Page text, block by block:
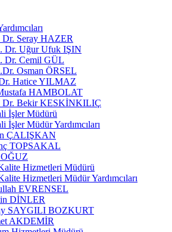
Dr. Seray HAZER
Dr. Uğur Ufuk IŞIN
Dr. Cemil GÜL
Osman ÖRSEL
Hatice YILMAZ
HAMBOLAT
Dr. Bekir KESKİNKILIÇ
İşler Müdürü
İşler Müdür Yardımcıları
ÇALIŞKAN
TOPSAKAL
OĞUZ
Hizmetleri Müdürü
Hizmetleri Müdür Yardımcıları
EVRENSEL
DİNLER
SAYGILI BOZKURT
AKDEMİR